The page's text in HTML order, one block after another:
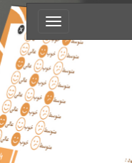
Toggle
navigation